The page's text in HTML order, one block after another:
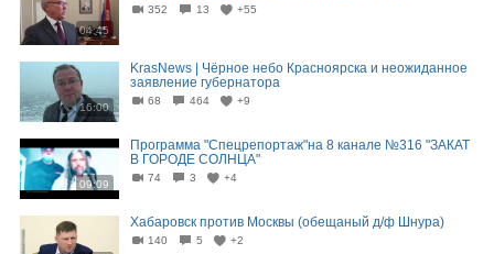
04:45
352 13 +55
16:00
KrasNews | Чёрное небо Красноярска и неожиданное
заявление губернатора
68 464 +9
09:09
Программа "Спецрепортаж"на 8 канале №316 "ЗАКАТ
В ГОРОДЕ СОЛНЦА"
74 3 +4
Хабаровск против Москвы (обещаный д/ф Шнура)
140 5 +2